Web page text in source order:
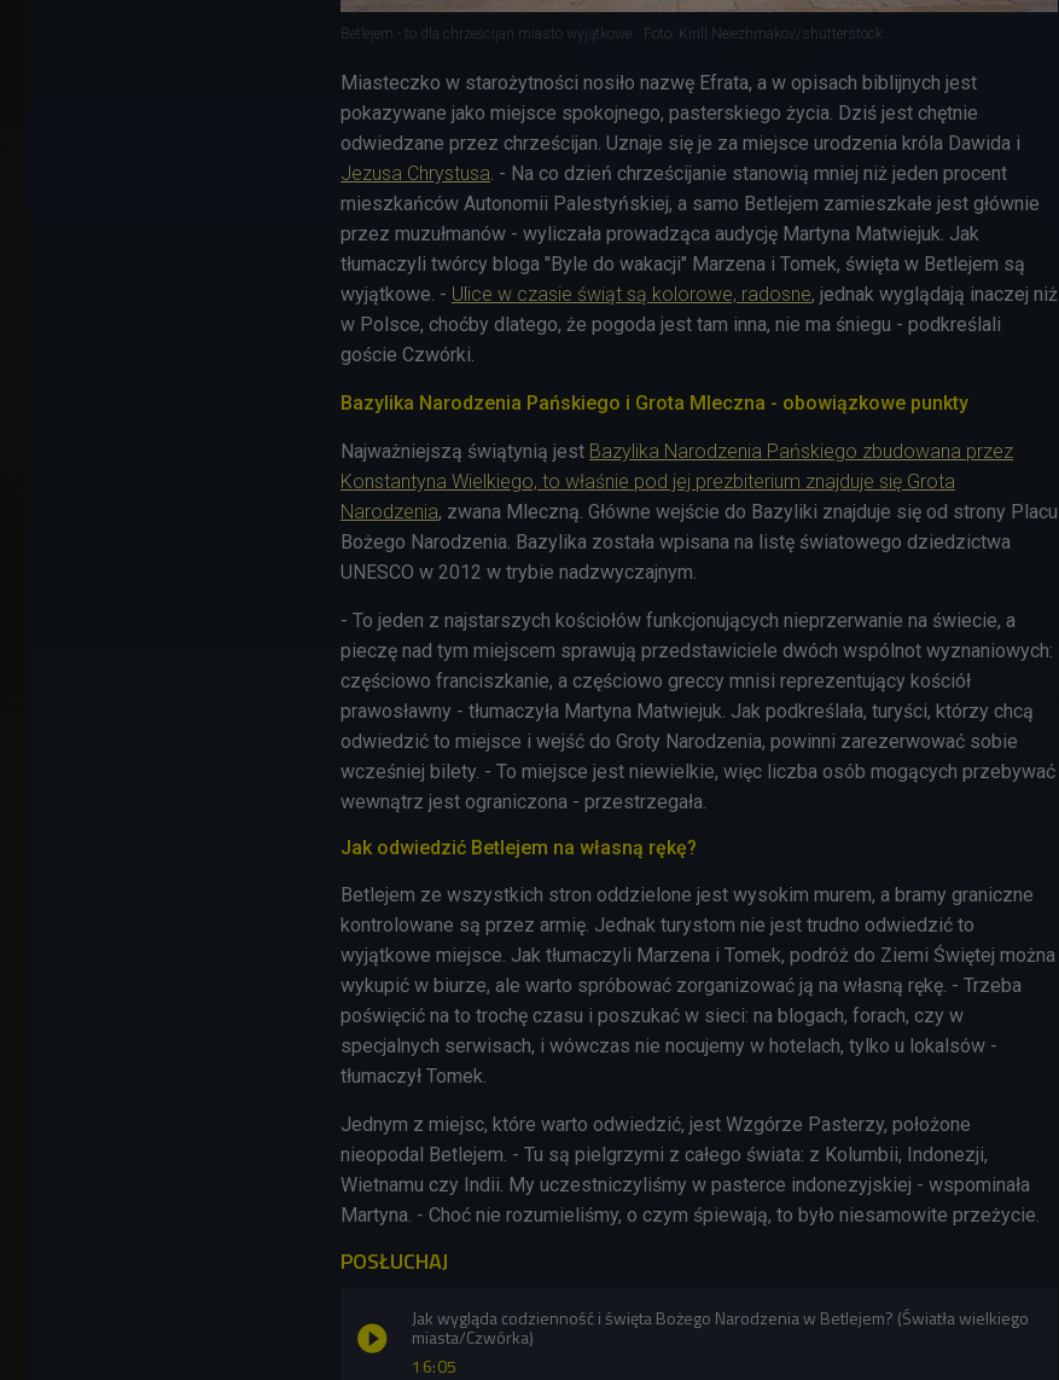
Betlejem - to dla chrześcijan miasto wyjątkowe Foto: Kirill Neiezhmakov/shutterstock
Miasteczko w starożytności nosiło nazwę Efrata, a w opisach biblijnych jest
pokazywane jako miejsce spokojnego, pasterskiego życia. Dziś jest chętnie
odwiedzane przez chrześcijan. Uznaje się je za miejsce urodzenia króla Dawida i
Jezusa Chrystusa. - Na co dzień chrześcijanie stanowią mniej niż jeden procent
mieszkańców Autonomii Palestyńskiej, a samo Betlejem zamieszkałe jest głównie
przez muzułmanów - wyliczała prowadząca audycję Martyna Matwiejuk. Jak
tłumaczyli twórcy bloga "Byle do wakacji" Marzena i Tomek, święta w Betlejem są
wyjątkowe. - Ulice w czasie świąt są kolorowe, radosne, jednak wyglądają inaczej niż
w Polsce, choćby dlatego, że pogoda jest tam inna, nie ma śniegu - podkreślali
goście Czwórki.
Bazylika Narodzenia Pańskiego i Grota Mleczna - obowiązkowe punkty
Najważniejszą świątynią jest Bazylika Narodzenia Pańskiego zbudowana przez
Konstantyna Wielkiego, to właśnie pod jej prezbiterium znajduje się Grota
Narodzenia, zwana Mleczną. Główne wejście do Bazyliki znajduje się od strony Placu
Bożego Narodzenia. Bazylika została wpisana na listę światowego dziedzictwa
UNESCO w 2012 w trybie nadzwyczajnym.
- To jeden z najstarszych kościołów funkcjonujących nieprzerwanie na świecie, a
pieczę nad tym miejscem sprawują przedstawiciele dwóch wspólnot wyznaniowych:
częściowo franciszkanie, a częściowo greccy mnisi reprezentujący kościół
prawosławny - tłumaczyła Martyna Matwiejuk. Jak podkreślała, turyści, którzy chcą
odwiedzić to miejsce i wejść do Groty Narodzenia, powinni zarezerwować sobie
wcześniej bilety. - To miejsce jest niewielkie, więc liczba osób mogących przebywać
wewnątrz jest ograniczona - przestrzegała.
Jak odwiedzić Betlejem na własną rękę?
Betlejem ze wszystkich stron oddzielone jest wysokim murem, a bramy graniczne
kontrolowane są przez armię. Jednak turystom nie jest trudno odwiedzić to
wyjątkowe miejsce. Jak tłumaczyli Marzena i Tomek, podróż do Ziemi Świętej można
wykupić w biurze, ale warto spróbować zorganizować ją na własną rękę. - Trzeba
poświęcić na to trochę czasu i poszukać w sieci: na blogach, forach, czy w
specjalnych serwisach, i wówczas nie nocujemy w hotelach, tylko u lokalsów -
tłumaczył Tomek.
Jednym z miejsc, które warto odwiedzić, jest Wzgórze Pasterzy, położone
nieopodal Betlejem. - Tu są pielgrzymi z całego świata: z Kolumbii, Indonezji,
Wietnamu czy Indii. My uczestniczyliśmy w pasterce indonezyjskiej - wspominała
Martyna. - Choć nie rozumieliśmy, o czym śpiewają, to było niesamowite przeżycie.
POSŁUCHAJ
16:05
Jak wygląda codzienność i święta Bożego Narodzenia w Betlejem? (Światła wielkiego
miasta/Czwórka)